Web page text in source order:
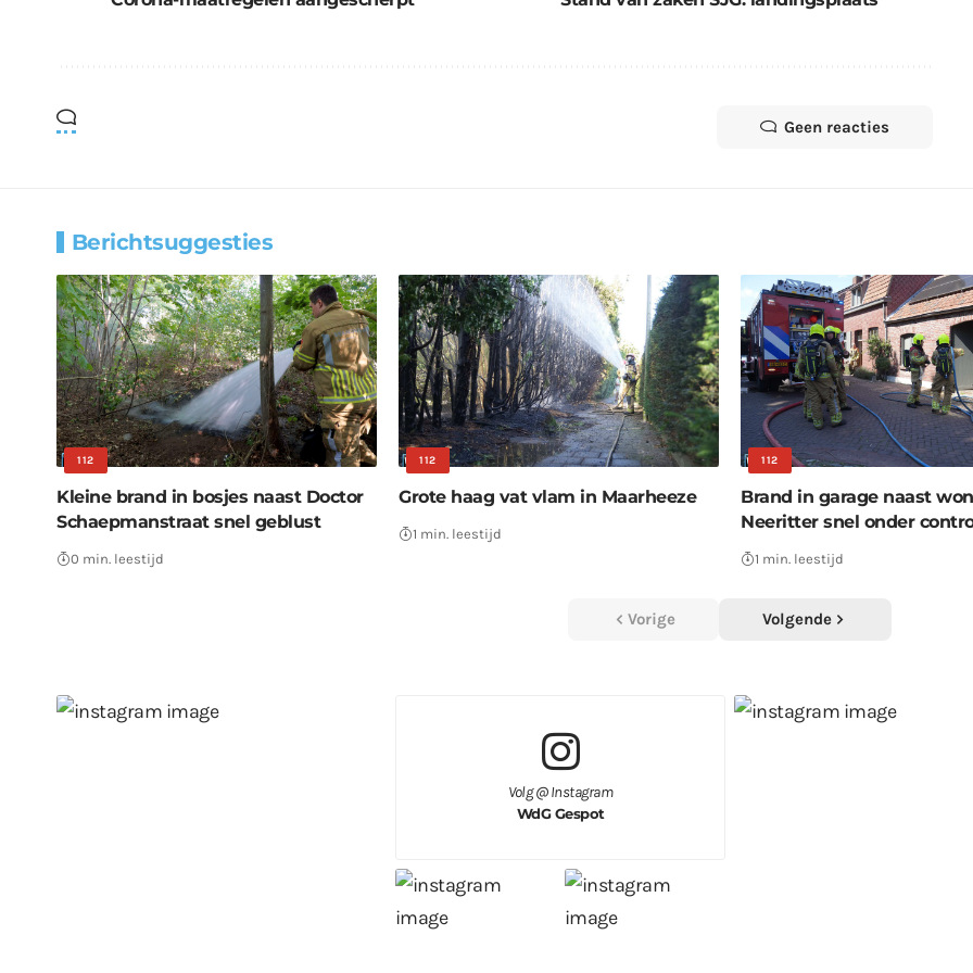
Geen reacties
Berichtsuggesties
112
Kleine brand in bosjes naast Doctor
Schaepmanstraat snel geblust
0 min. leestijd
112
Grote haag vat vlam in Maarheeze
1 min. leestijd
112
Brand in garage naast
Neeritter snel onder
1 min. leestijd
Vorige Volgende
Volg @ Instagram
WdG Gespot